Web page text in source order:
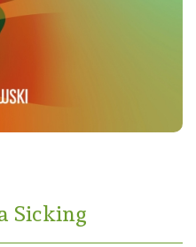
Sicking